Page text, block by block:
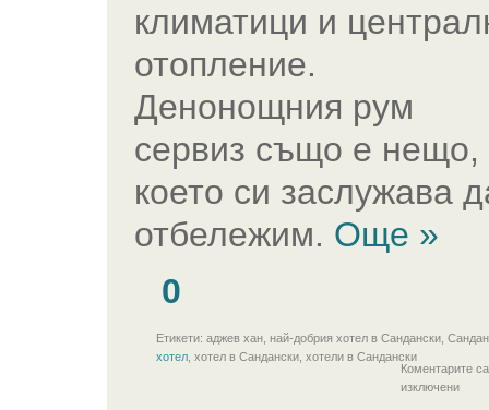
климатици и
отопление.
Денонощния рум
сервиз също е нещо,
което си заслужава
отбележим. Още »
0
Етикети: аджев хан, най-добрия хотел в Сандански,
хотел , хотел в Сандански, хотели в Сандански
Коментарите са
изключени